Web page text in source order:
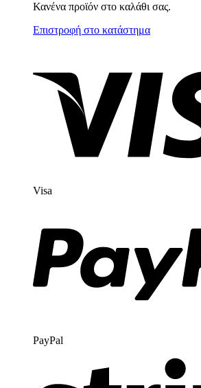
Κανένα προϊόν στο καλάθι σας.
Επιστροφή στο κατάστημα
Visa
PayPal